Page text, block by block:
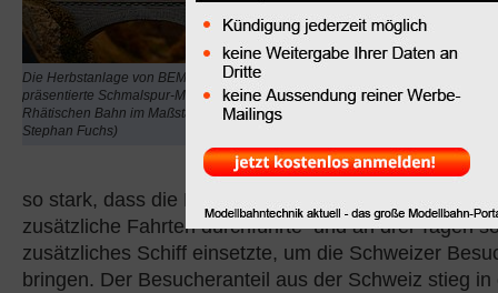
Die Herbstanlage von BEMO
präsentierte Schmalspur-Motive der
Rhätischen Bahn im Maßstab H0 (Foto:
Stephan Fuchs)
Modellbau
Friedrichshafen“ mit
Rekord von über
Tage lang zeigte die
was sie zu bieten hat.
Besucheransturm aus
so stark, dass die Bodensee-Fährlinie
zusätzliche Fahrten durchführte und an drei Tagen
zusätzliches Schiff einsetzte, um die Schweizer
bringen. Der Besucheranteil aus der Schweiz stieg